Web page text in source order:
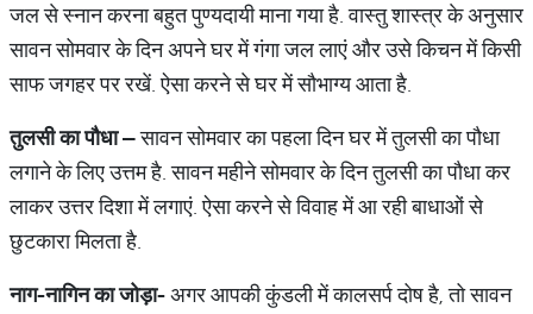
जल से स्नान करना बहुत पुण्यदायी माना गया है. वास्तु शास्त्र के अनुसार
सावन सोमवार के दिन अपने घर में गंगा जल लाएं और उसे किचन में किसी
साफ जगहर पर रखें. ऐसा करने से घर में सौभाग्य आता है.
तुलसीकापौधा–सावन सोमवार का पहला दिन घर में तुलसी का पौधा
लगाने के लिए उत्तम है. सावन महीने सोमवार के दिन तुलसी का पौधा कर
लाकर उत्तर दिशा में लगाएं. ऐसा करने से विवाह में आ रही बाधाओं से
छुटकारा मिलता है.
नाग-नागिनकाजोड़ा-अगर आपकी कुंडली में कालसर्प दोष है, तो सावन